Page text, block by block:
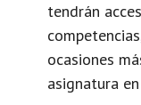
tendrán
ocasiones
asignatura